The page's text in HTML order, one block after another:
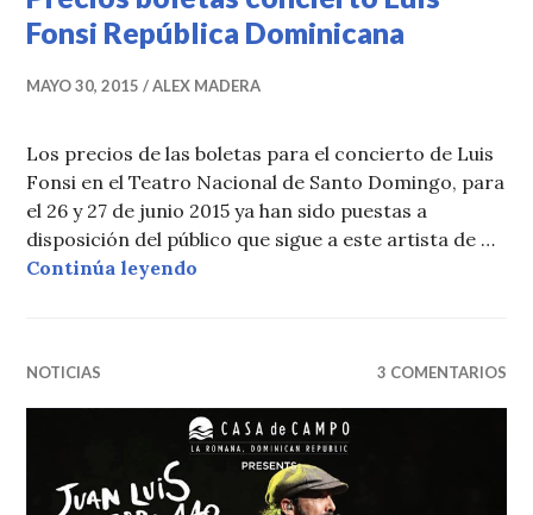
Fonsi República Dominicana
MAYO 30, 2015 ALEX MADERA
Los precios de las boletas para el concierto de Luis
Fonsi en el Teatro Nacional de Santo Domingo, para
el 26 y 27 de junio 2015 ya han sido puestas a
disposición del público que sigue a este artista de …
Continúa leyendo
NOTICIAS 3 COMENTARIOS